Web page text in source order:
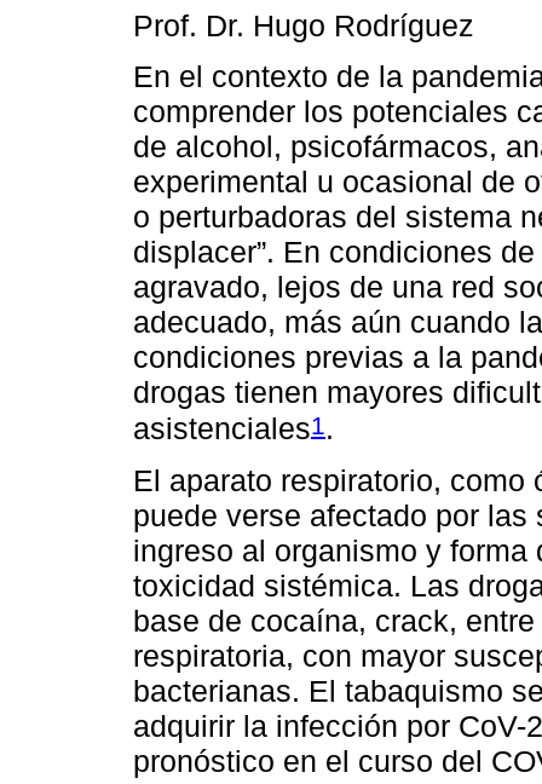
Prof. Dr. Hugo Rodríguez
En el contexto de la
comprender los potenciales
de alcohol, psicofármacos,
experimental u ocasional de
o perturbadoras del sistema
displacer”. En condiciones
agravado, lejos de una red
adecuado, más aún cuando
condiciones previas a la
drogas tienen mayores
asistenciales1 .
El aparato respiratorio,
puede verse afectado por
ingreso al organismo y
toxicidad sistémica. Las
base de cocaína, crack,
respiratoria, con mayor
bacterianas. El tabaquismo
adquirir la infección por
pronóstico en el curso del